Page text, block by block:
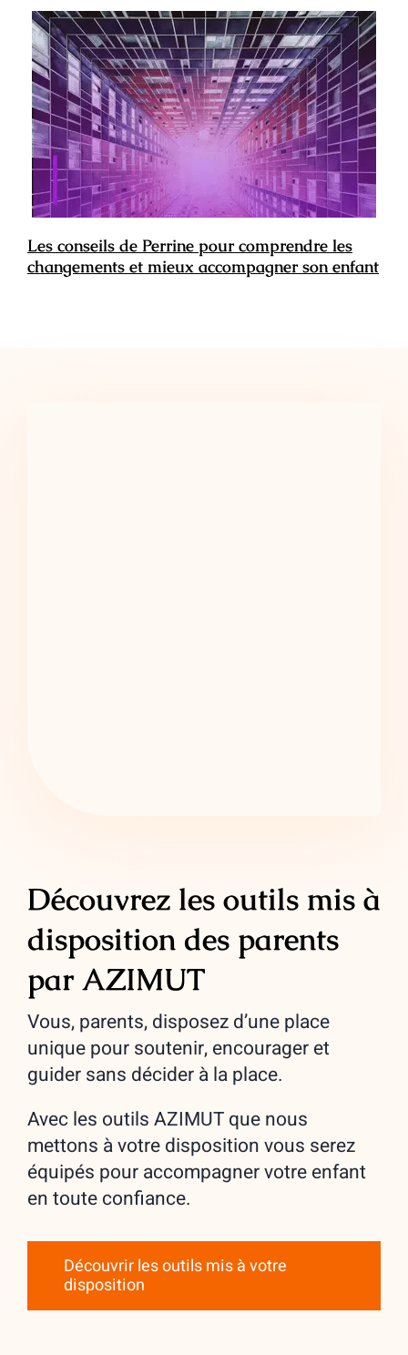
Les conseils de Perrine pour comprendre les
changements et mieux accompagner son enfant
Découvrez les outils mis à
disposition des parents
par AZIMUT
Vous, parents, disposez d’une place
unique pour soutenir, encourager et
guider sans décider à la place.
Avec les outils AZIMUT que nous
mettons à votre disposition vous serez
équipés pour accompagner votre enfant
en toute confiance.
Découvrir les outils mis à votre
disposition